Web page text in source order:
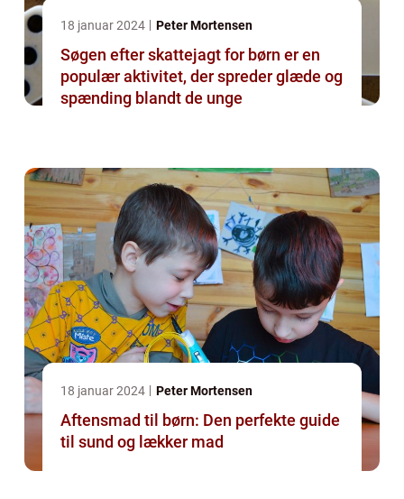
18 januar 2024 Peter Mortensen
Søgen efter skattejagt for børn er en
populær aktivitet, der spreder glæde og
spænding blandt de unge
18 januar 2024 Peter Mortensen
Aftensmad til børn: Den perfekte guide
til sund og lækker mad